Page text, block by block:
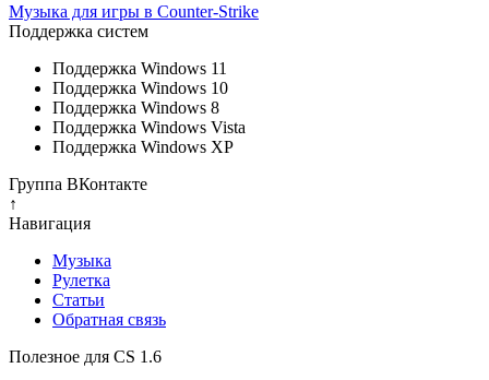
Музыка для игры в Counter-Strike
Поддержка систем
Поддержка Windows 11
Поддержка Windows 10
Поддержка Windows 8
Поддержка Windows Vista
Поддержка Windows XP
Группа ВКонтакте
↑
Навигация
Музыка
Рулетка
Cтатьи
Обратная связь
Полезное для CS 1.6